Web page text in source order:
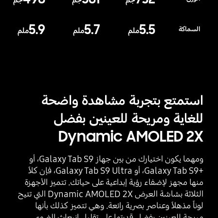
السماكة 5.5ملم 5.7ملم 5.9ملم
استمتع بتجربة مشاهدة واضحة
للغاية ومريحة للعينين بفضل
Dynamic AMOLED 2X
ومهما يكون اختيارك من بين جهاز Galaxy Tab S9، أو
‎Galaxy Tab S9+‎، أو ‎Galaxy Tab S9 Ultra‎، فإن كلاً
منها مجهز لإضفاء رؤية إبداعية على حياتك. تتميز الأجهزة
الثلاثة بشاشة العرض Dynamic AMOLED 2X التي تتيح
لوناً مذهلاً وعناصر بصرية رائعة. وهي تتميز كذلك بأنها